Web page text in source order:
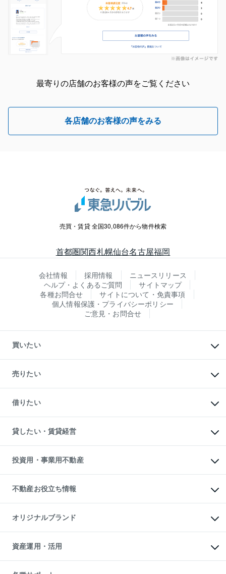
最寄りの店舗のお客様の声をご覧ください
各店舗のお客様の声をみる
売買・賃貸 全国30,086件から物件検索
首都圏関西札幌仙台名古屋福岡
会社情報 採用情報
ニュースリリース
ヘルプ・よくあるご質問
サイトマップ
各種お問合せ
サイトについて・免責事項
個人情報保護・プライバシーポリシー
ご意見・お問合せ
買いたい
新築・分譲マンションの購入
中古マンションの購入
一戸建ての購入
中古一戸建ての購入
不動産購入の流れ
注目キーワード物件特集
購入ガイド
English 繁体中文簡体中文
売りたい
一戸建ての売却・査定
土地の売却・査定
スピードAI査定
不動産査定について
不動産売却の流れ
不動産買換えの流れ
売却ガイド
借りたい
オフィス・店舗の賃貸
借りるときの流れ
借りるガイド
貸したい・賃貸経営
マンション賃料データ
賃貸管理プラン
リロケーションについて
貸すガイド
投資用・事業用不動産
事業用不動産
マンション投資
投資用マンション
アパート経営
収益物件
ビル購入（ビル一棟）
投資用不動産の売却査定
事業用不動産の売却査定
不動産お役立ち情報
マンションライブラリー
人気マンションランキング
暮らしに役立つ不動産メディア
不動産相場・不動産価格情報
不動産コラム・ニュース
不動産用語集
オリジナルブランド
一棟リノベーションマンション
L`GENTE（ルジェンテ）
区分リノベーションマンション
資産運用・活用